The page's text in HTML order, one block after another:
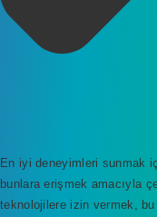
En iyi deneyimleri sunmak
bunlara erişmek amacıyla
teknolojilere izin vermek,